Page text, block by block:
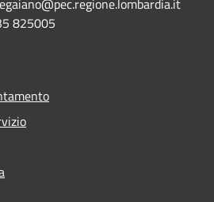
825005